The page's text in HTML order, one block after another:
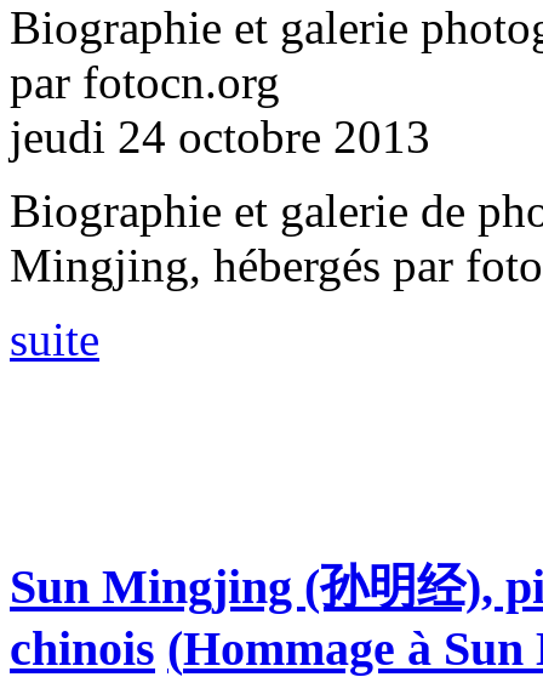
Biographie et galerie
par fotocn.org
jeudi 24 octobre 2013
Biographie et galerie de
Mingjing, hébergés par
suite
Sun Mingjing (孙明经),
chinois (Hommage à